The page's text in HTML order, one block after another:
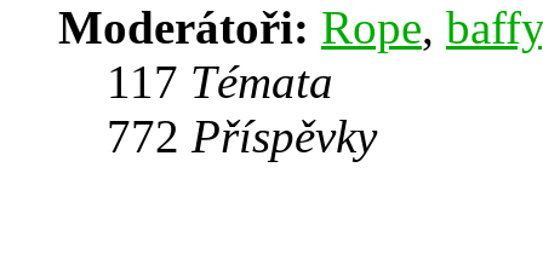
Moderátoři: Rope, baffy
117 Témata
772 Příspěvky